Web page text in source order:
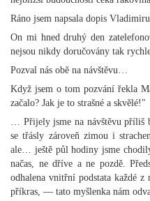
Ráno jsem napsala dopis
On mi hned druhý den
nejsou nikdy doručovány tak
Pozval nás obě na návštěvu…
Když jsem o tom pozvání řekla
začalo? Jak je to strašné a skvělé!"
… Přijely jsme na návštěvu příliš
se třásly zároveň zimou i
ale… ještě půl hodiny jsme
načas, ne dříve a ne pozdě.
odhalena vnitřní podstata každé
příkras, — tato myšlenka nám